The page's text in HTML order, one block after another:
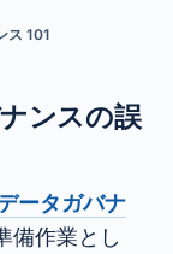
ス 101
ンスの誤
ータガバナ
備作業とし